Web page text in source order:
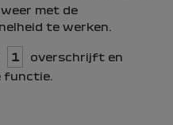
met de
te werken.
1
overschrijft en
functie.